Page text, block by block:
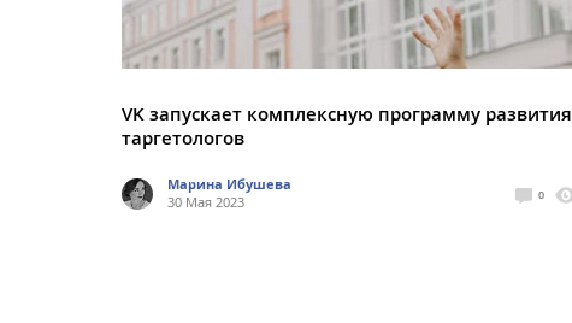
VK запускает комплексную программу развития
таргетологов
Марина Ибушева
30 Мая 2023
0